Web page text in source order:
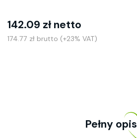
142.09 zł netto
174.77 zł brutto (+23% VAT)
Pełny opis